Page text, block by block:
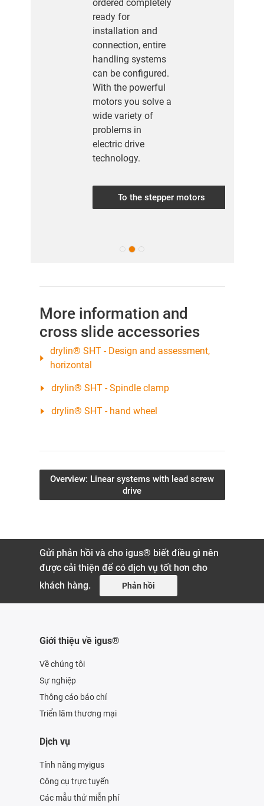
ordered completely
ready for
installation and
connection, entire
handling systems
can be configured.
With the powerful
motors you solve a
wide variety of
problems in
electric drive
technology.
To the stepper motors
More information and
cross slide accessories
drylin® SHT - Design and assessment,
horizontal
drylin® SHT - Spindle clamp
drylin® SHT - hand wheel
Overview: Linear systems with lead screw
drive
Gửi phản hồi và cho igus® biết điều gì nên
được cải thiện để có dịch vụ tốt hơn cho
khách hàng.
Phản hồi
Giới thiệu về igus®
Về chúng tôi
Sự nghiệp
Thông cáo báo chí
Triển lãm thương mại
Dịch vụ
Tính năng myigus
Công cụ trực tuyến
Các mẫu thử miễn phí